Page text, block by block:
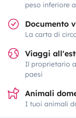
peso inferiore
Documento
La carta di
Viaggi
Il proprietario
paesi
Animali
I tuoi animali